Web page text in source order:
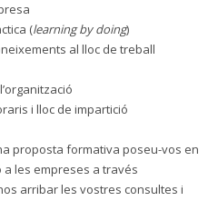
(learning by doing)
al lloc de treball
i lloc de impartició
proposta formativa poseu-vos en
a les empreses a través
arribar les vostres consultes i